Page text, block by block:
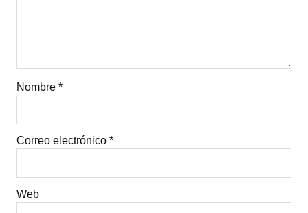
Nombre *
Correo electrónico *
Web